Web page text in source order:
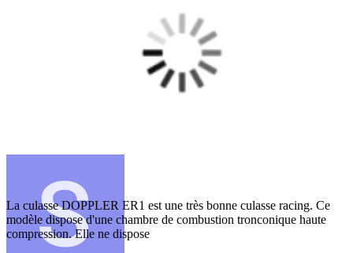
La culasse DOPPLER ER1 est une très bonne culasse racing. Ce
modèle dispose d'une chambre de combustion tronconique haute
compression. Elle ne dispose